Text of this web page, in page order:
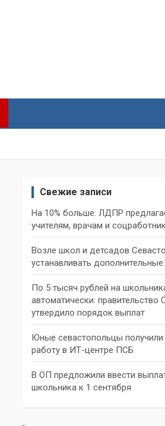
Свежие записи
На 10% больше: ЛДПР
учителям, врачам и
Возле школ и детсадов
устанавливать
По 5 тысяч рублей на
автоматически: правительство
утвердило порядок выплат
Юные севастопольцы получили
работу в ИТ-центре ПСБ
В ОП предложили ввести
школьника к 1 сентября